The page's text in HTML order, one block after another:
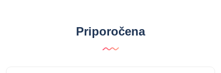
Priporočena